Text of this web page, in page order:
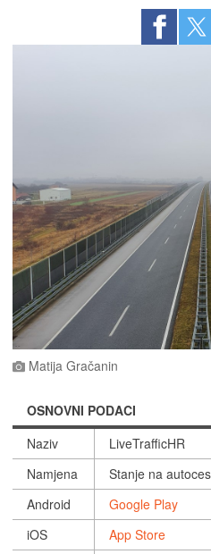
Matija Gračanin
OSNOVNI PODACI
Naziv
LiveTrafficHR
Namjena
Stanje na
Android
Google Play
iOS
App Store